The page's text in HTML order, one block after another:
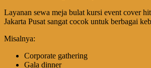
Layanan sewa meja bulat kursi event cover
Jakarta Pusat sangat cocok untuk berbagai
Misalnya:
Corporate gathering
Gala dinner